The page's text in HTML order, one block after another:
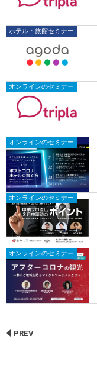
ホテル・旅館セミナー
オンラインのセミナー
オンラインのセミナー
オンラインのセミナー
オンラインのセミナー
PREV